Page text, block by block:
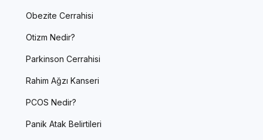
Obezite Cerrahisi
Otizm Nedir?
Parkinson Cerrahisi
Rahim Ağzı Kanseri
PCOS Nedir?
Panik Atak Belirtileri